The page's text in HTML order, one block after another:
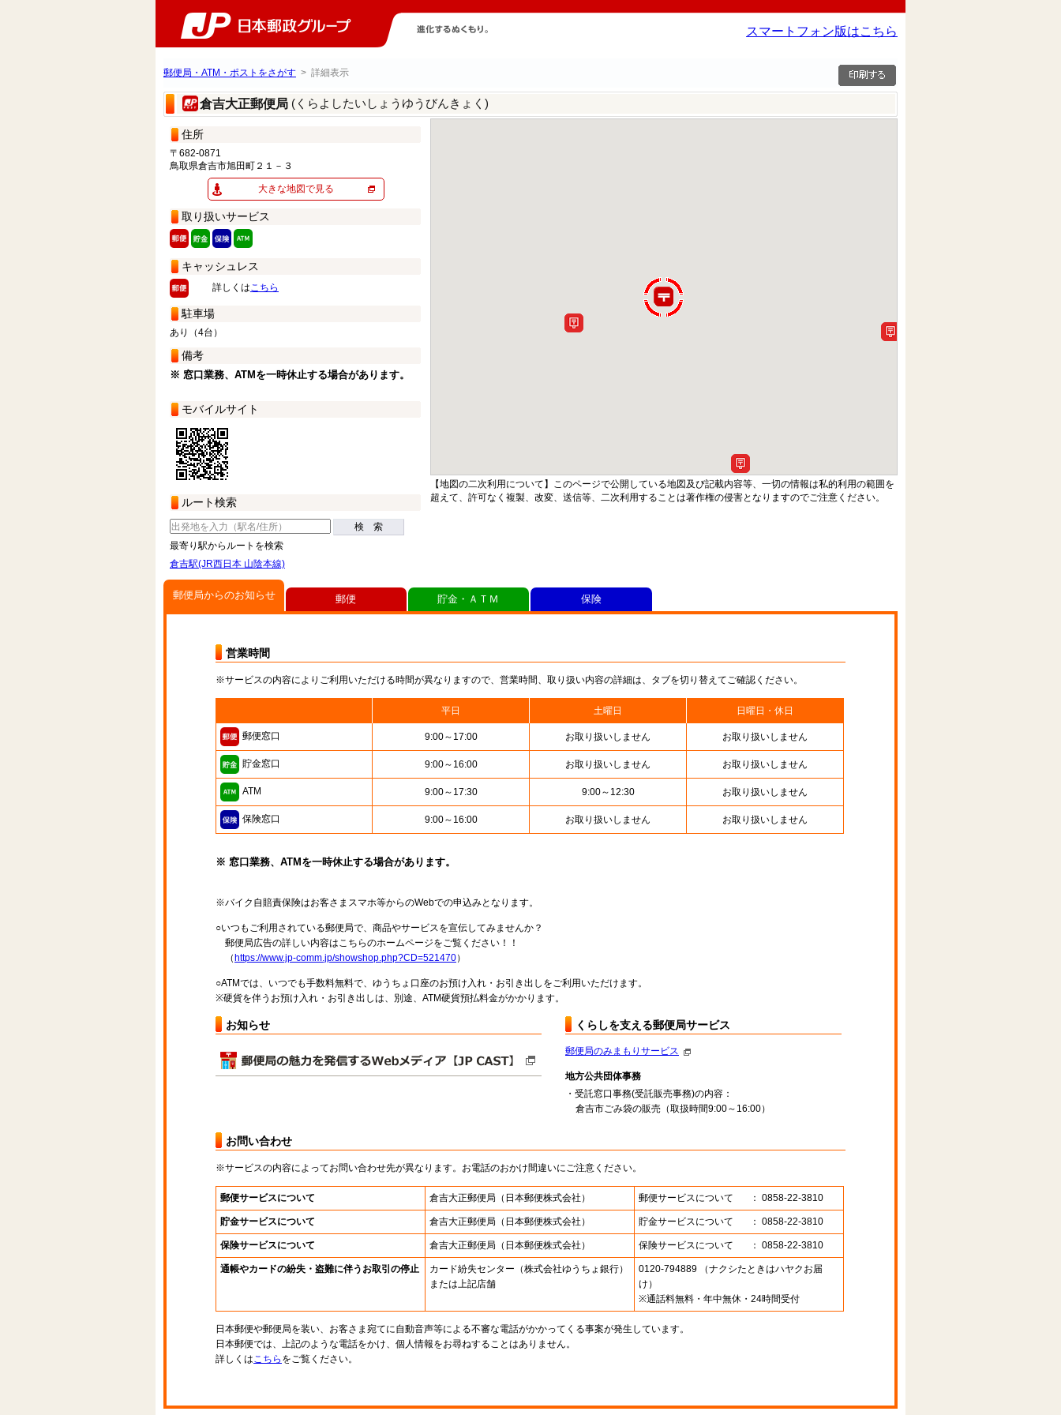
スマートフォン版はこちら
郵便局・ATM・ポストをさがす > 詳細表示
倉吉大正郵便局 (くらよしたいしょうゆうびんきょく)
住所
〒682-0871
鳥取県倉吉市旭田町２１－３
大きな地図で見る
取り扱いサービス
キャッシュレス
詳しくはこちら
駐車場
あり（4台）
備考
※ 窓口業務、ATMを一時休止する場合があります。
モバイルサイト
ルート検索
検 索
最寄り駅からルートを検索
倉吉駅(JR西日本 山陰本線)
【地図の二次利用について】このページで公開している地図及び記載内容等、一切の情報は私的利用の範囲を
超えて、許可なく複製、改変、送信等、二次利用することは著作権の侵害となりますのでご注意ください。
郵便局からのお知らせ
営業時間
※サービスの内容によりご利用いただける時間が異なりますので、営業時間、取り扱い内容の詳細は、タブを切り替えてご確認ください。
平日 土曜日 日曜日・休日
郵便窓口 9:00～17:00 お取り扱いしません お取り扱いしません
貯金窓口 9:00～16:00 お取り扱いしません お取り扱いしません
ATM 9:00～17:30 9:00～12:30 お取り扱いしません
保険窓口 9:00～16:00 お取り扱いしません お取り扱いしません
※ 窓口業務、ATMを一時休止する場合があります。
※バイク自賠責保険はお客さまスマホ等からのWebでの申込みとなります。
○いつもご利用されている郵便局で、商品やサービスを宣伝してみませんか？
郵便局広告の詳しい内容はこちらのホームページをご覧ください！！
（ https://www.jp-comm.jp/showshop.php?CD=521470）
○ATMでは、いつでも手数料無料で、ゆうちょ口座のお預け入れ・お引き出しをご利用いただけます。
※硬貨を伴うお預け入れ・お引き出しは、別途、ATM硬貨預払料金がかかります。
お知らせ くらしを支える郵便局サービス
郵便局のみまもりサービス
地方公共団体事務
・受託窓口事務(受託販売事務)の内容：
倉吉市ごみ袋の販売（取扱時間9:00～16:00）
お問い合わせ
※サービスの内容によってお問い合わせ先が異なります。お電話のおかけ間違いにご注意ください。
郵便サービスについて 倉吉大正郵便局 （日本郵便株式会社） 郵便サービスについて ： 0858-22-3810
貯金サービスについて 倉吉大正郵便局 （日本郵便株式会社） 貯金サービスについて ： 0858-22-3810
保険サービスについて 倉吉大正郵便局 （日本郵便株式会社） 保険サービスについて ： 0858-22-3810
通帳やカードの紛失・盗難に伴うお取引の停止 カード紛失センター （株式会社ゆうちょ銀行）
または上記店舗
0120-794889 （ナクシたときはハヤクお届
け）
※通話料無料・年中無休・24時間受付
日本郵便や郵便局を装い、お客さま宛てに自動音声等による不審な電話がかかってくる事案が発生しています。
日本郵便では、上記のような電話をかけ、個人情報をお尋ねすることはありません。
詳しくはこちら をご覧ください。
郵便 貯金・ＡＴＭ 保険